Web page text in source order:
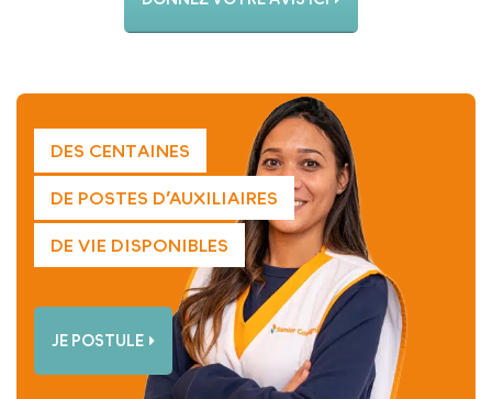
DES CENTAINES
DE POSTES D’AUXILIAIRES
DE VIE DISPONIBLES
JE POSTULE